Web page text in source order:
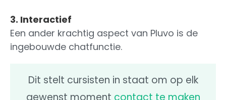
3. Interactief
Een ander krachtig aspect van Pluvo is de
ingebouwde chatfunctie.
Dit stelt cursisten in staat om op elk
gewenst moment contact te maken